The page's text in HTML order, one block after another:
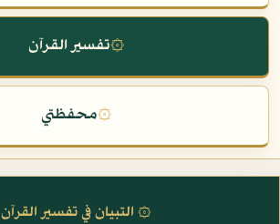
۞تفسير القرآن
۞محفظتي
۞ التبيان في تفسير القرآن